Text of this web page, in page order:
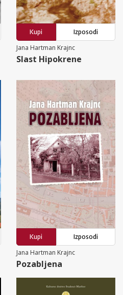
Kupi
Izposodi
Jana Hartman Krajnc
Slast Hipokrene
Kupi
Izposodi
Jana Hartman Krajnc
Pozabljena